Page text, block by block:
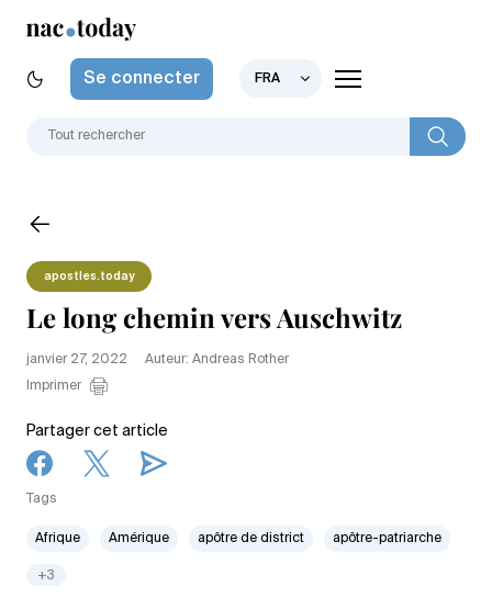
Se connecter FRA
apostles.today
Le long chemin vers Auschwitz
janvier 27, 2022
Auteur: Andreas Rother
Imprimer
Partager cet article
Tags
Afrique Amérique apôtre de district apôtre-patriarche
+3